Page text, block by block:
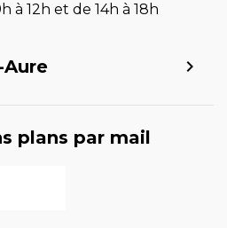
à 12h et de 14h à 18h
plans par mail